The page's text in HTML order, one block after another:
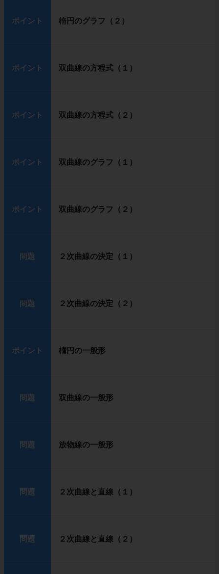
ポイント 楕円のグラフ（２）
ポイント 双曲線の方程式（１）
ポイント 双曲線の方程式（２）
ポイント 双曲線のグラフ（１）
ポイント 双曲線のグラフ（２）
問題 ２次曲線の決定（１）
問題 ２次曲線の決定（２）
ポイント 楕円の一般形
問題 双曲線の一般形
問題 放物線の一般形
問題 ２次曲線と直線（１）
問題 ２次曲線と直線（２）